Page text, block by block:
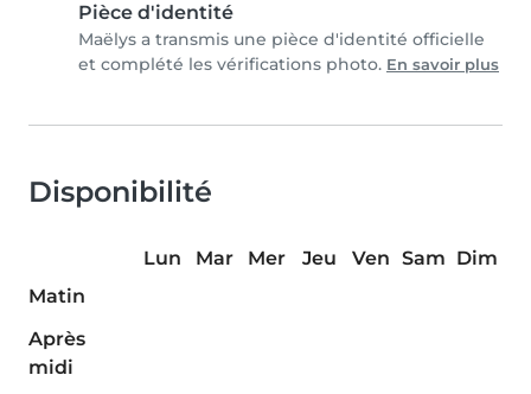
Pièce d'identité
Maëlys a transmis une pièce d'identité officielle
et complété les vérifications photo. En savoir plus
Disponibilité
Lun Mar Mer Jeu Ven Sam Dim
Matin
Après
midi